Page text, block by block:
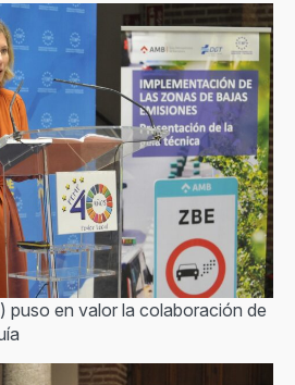
puso en valor la colaboración de